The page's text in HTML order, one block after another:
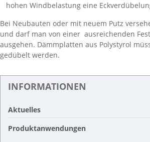
hohen Windbelastung eine
Bei Neubauten oder mit neuem Putz
und darf man von einer ausreichenden
ausgehen. Dämmplatten aus Polystyrol
gedübelt werden.
INFORMATIONEN
Aktuelles
Produktanwendungen